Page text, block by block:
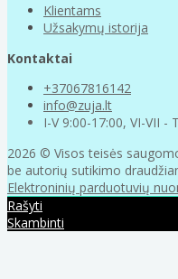
Klientams
Užsakymų istorija
Kontaktai
+37067816142
info@zuja.lt
I-V 9:00-17:00, VI-VII -
2026 © Visos teisės
be autorių sutikimo
Elektroninių parduotuvių
Rašyti
Skambinti